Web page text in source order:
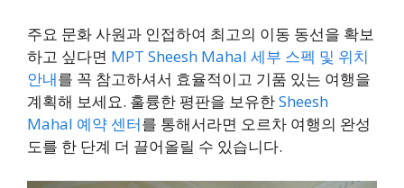
주요 문화 사원과 인접하여 최고의 이동 동선을 확보
하고 싶다면 MPT Sheesh Mahal 세부 스펙 및 위치
안내를 꼭 참고하셔서 효율적이고 기품 있는 여행을
계획해 보세요. 훌륭한 평판을 보유한Sheesh
Mahal 예약 센터를 통해서라면 오르차 여행의 완성
도를 한 단계 더 끌어올릴 수 있습니다.